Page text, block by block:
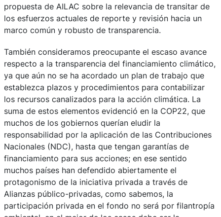
propuesta de AILAC sobre la relevancia de transitar de
los esfuerzos actuales de reporte y revisión hacia un
marco común y robusto de transparencia.
También consideramos preocupante el escaso avance
respecto a la transparencia del financiamiento climático,
ya que aún no se ha acordado un plan de trabajo que
establezca plazos y procedimientos para contabilizar
los recursos canalizados para la acción climática. La
suma de estos elementos evidenció en la COP22, que
muchos de los gobiernos querían eludir la
responsabilidad por la aplicación de las Contribuciones
Nacionales (NDC), hasta que tengan garantías de
financiamiento para sus acciones; en ese sentido
muchos países han defendido abiertamente el
protagonismo de la iniciativa privada a través de
Alianzas público-privadas, como sabemos, la
participación privada en el fondo no será por filantropía